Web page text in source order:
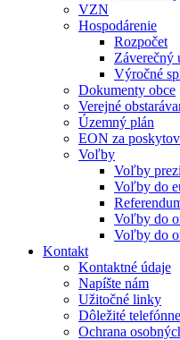
VZN
Hospodárenie
Rozpočet
Záverečný
Výročné
Dokumenty obce
Verejné
Územný plán
EON za
Voľby
Voľby
Voľby do
Voľby do
Voľby do
Kontakt
Kontaktné údaje
Napíšte nám
Užitočné linky
Dôležité
Ochrana